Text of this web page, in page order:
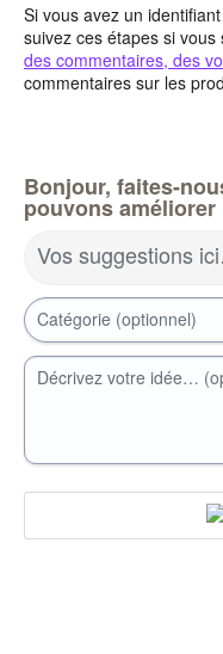
Si vous avez un
suivez ces étapes si vous
des commentaires, des
commentaires sur les
Bonjour, faites-
pouvons
Vos suggestions
Catégorie (optionnel)
Décrivez votre idée…